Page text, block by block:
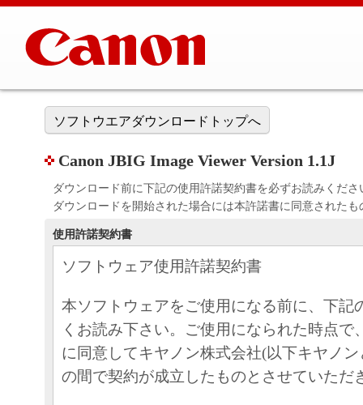
ソフトウエアダウンロードトップへ
Canon JBIG Image Viewer Version 1.1J
ダウンロード前に下記の使用許諾契約書を必ずお読みくださ
ダウンロードを開始された場合には本許諾書に同意された
使用許諾契約書
ソフトウェア使用許諾契約書
本ソフトウェアをご使用になる前に、下記
くお読み下さい。ご使用になられた時点で
に同意してキヤノン株式会社(以下キヤノ
の間で契約が成立したものとさせていただ